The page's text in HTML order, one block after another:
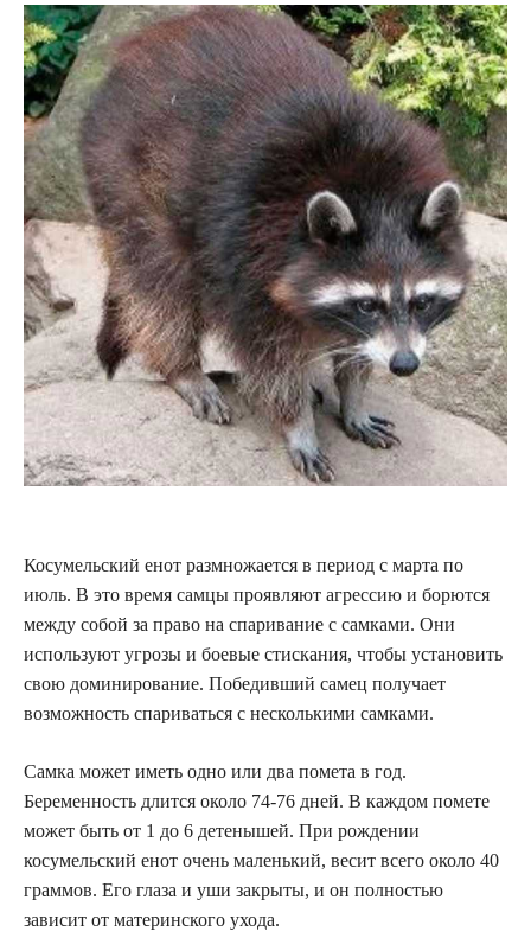
Косумельский енот размножается в период с марта по
июль. В это время самцы проявляют агрессию и борются
между собой за право на спаривание с самками. Они
используют угрозы и боевые стискания, чтобы установить
свою доминирование. Победивший самец получает
возможность спариваться с несколькими самками.
Самка может иметь одно или два помета в год.
Беременность длится около 74-76 дней. В каждом помете
может быть от 1 до 6 детенышей. При рождении
косумельский енот очень маленький, весит всего около 40
граммов. Его глаза и уши закрыты, и он полностью
зависит от материнского ухода.